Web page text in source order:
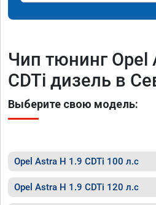
Чип тюнинг Opel
CDTi дизель в
Выберите свою модель:
Opel Astra H 1.9 CDTi 100 л.с
Opel Astra H 1.9 CDTi 120 л.с